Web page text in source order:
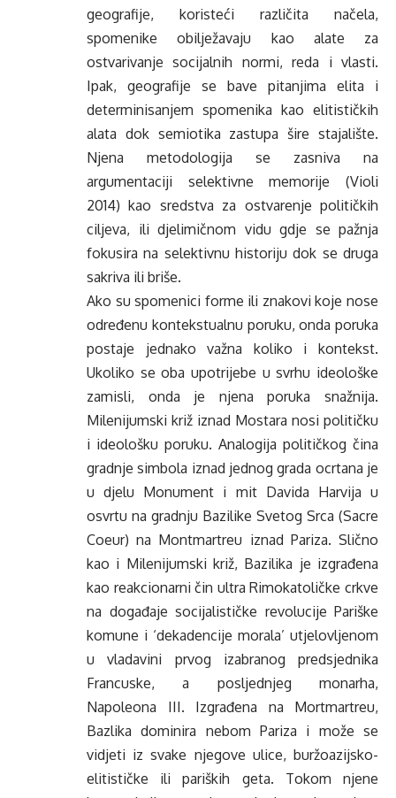
geografije, koristeći različita načela,
spomenike obilježavaju kao alate za
ostvarivanje socijalnih normi, reda i vlasti.
Ipak, geografije se bave pitanjima elita i
determinisanjem spomenika kao elitističkih
alata dok semiotika zastupa šire stajalište.
Njena metodologija se zasniva na
argumentaciji selektivne memorije (Violi
2014) kao sredstva za ostvarenje političkih
ciljeva, ili djelimičnom vidu gdje se pažnja
fokusira na selektivnu historiju dok se druga
sakriva ili briše.
Ako su spomenici forme ili znakovi koje nose
određenu kontekstualnu poruku, onda poruka
postaje jednako važna koliko i kontekst.
Ukoliko se oba upotrijebe u svrhu ideološke
zamisli, onda je njena poruka snažnija.
Milenijumski križ iznad Mostara nosi političku
i ideološku poruku. Analogija političkog čina
gradnje simbola iznad jednog grada ocrtana je
u djelu Monument i mit Davida Harvija u
osvrtu na gradnju Bazilike Svetog Srca (Sacre
Coeur) na Montmartreu iznad Pariza. Slično
kao i Milenijumski križ, Bazilika je izgrađena
kao reakcionarni čin ultra Rimokatoličke crkve
na događaje socijalističke revolucije Pariške
komune i ‘dekadencije morala’ utjelovljenom
u vladavini prvog izabranog predsjednika
Francuske, a posljednjeg monarha,
Napoleona III. Izgrađena na Mortmartreu,
Bazlika dominira nebom Pariza i može se
vidjeti iz svake njegove ulice, buržoazijsko-
elitističke ili pariških geta. Tokom njene